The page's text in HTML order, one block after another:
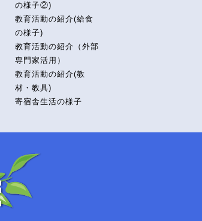
の様子②)
教育活動の紹介(給食
の様子)
教育活動の紹介（外部
専門家活用）
教育活動の紹介(教
材・教具)
寄宿舎生活の様子